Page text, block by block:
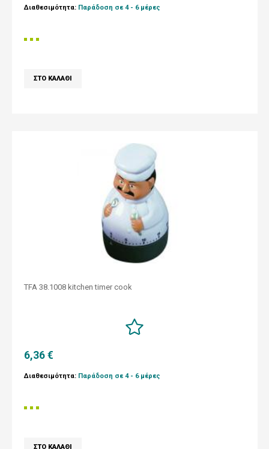
Διαθεσιμότητα: Παράδοση σε 4 - 6 μέρες
TFA 38.1008 kitchen timer cook
6,36 €
Διαθεσιμότητα: Παράδοση σε 4 - 6 μέρες